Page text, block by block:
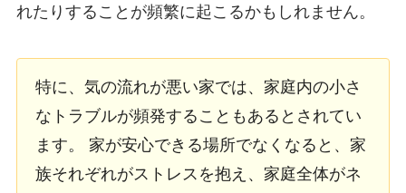
れたりすることが頻繁に起こるかもしれません。
特に、気の流れが悪い家では、家庭内の小さ
なトラブルが頻発することもあるとされてい
ます。 家が安心できる場所でなくなると、家
族それぞれがストレスを抱え、家庭全体がネ